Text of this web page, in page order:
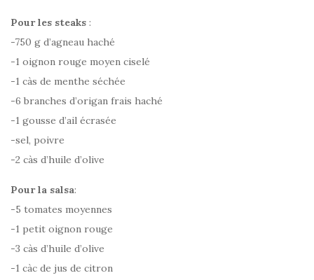
Pour les steaks :
-750 g d’agneau haché
-1 oignon rouge moyen ciselé
-1 càs de menthe séchée
-6 branches d’origan frais haché
-1 gousse d’ail écrasée
-sel, poivre
-2 càs d’huile d’olive
Pour la salsa:
-5 tomates moyennes
-1 petit oignon rouge
-3 càs d’huile d’olive
-1 càc de jus de citron